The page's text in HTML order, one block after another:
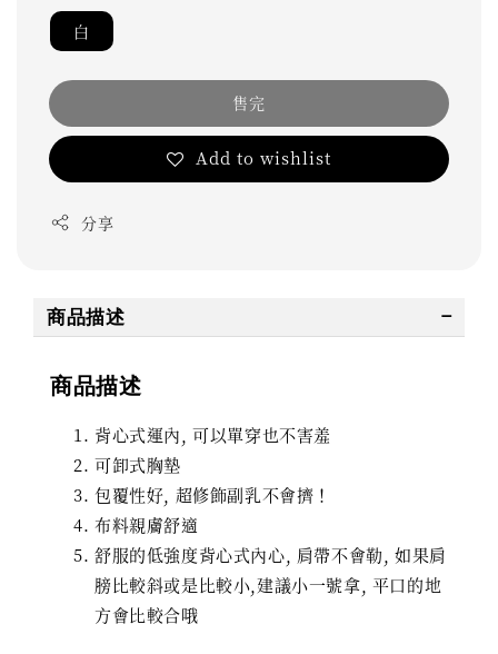
白
售完
Add to wishlist
分享
商品描述
商品描述
背心式運內, 可以單穿也不害羞
可卸式胸墊
包覆性好, 超修飾副乳不會擠！
布料親膚舒適
舒服的低強度背心式內心, 肩帶不會勒, 如果肩
膀比較斜或是比較小,建議小一號拿, 平口的地
方會比較合哦